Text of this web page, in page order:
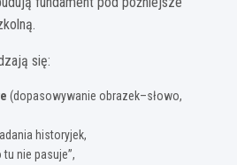
się:
(dopasowywanie obrazek–słowo,
historyjek,
nie pasuje”,